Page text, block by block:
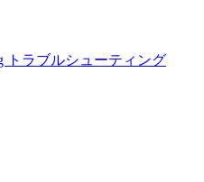
トラブルシューティング